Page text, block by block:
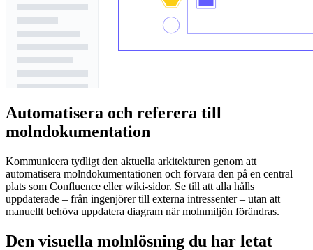
Automatisera och referera till
molndokumentation
Kommunicera tydligt den aktuella arkitekturen genom att
automatisera molndokumentationen och förvara den på en central
plats som Confluence eller wiki-sidor. Se till att alla hålls
uppdaterade – från ingenjörer till externa intressenter – utan att
manuellt behöva uppdatera diagram när molnmiljön förändras.
Den visuella molnlösning du har letat